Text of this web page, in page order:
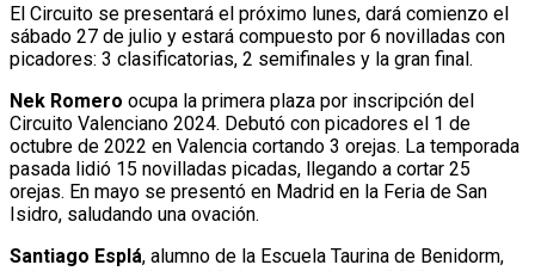
El Circuito se presentará el próximo lunes, dará comienzo el
sábado 27 de julio y estará compuesto por 6 novilladas con
picadores: 3 clasificatorias, 2 semifinales y la gran final.
Nek Romero ocupa la primera plaza por inscripción del
Circuito Valenciano 2024. Debutó con picadores el 1 de
octubre de 2022 en Valencia cortando 3 orejas. La temporada
pasada lidió 15 novilladas picadas, llegando a cortar 25
orejas. En mayo se presentó en Madrid en la Feria de San
Isidro, saludando una ovación.
Santiago Esplá, alumno de la Escuela Taurina de Benidorm,